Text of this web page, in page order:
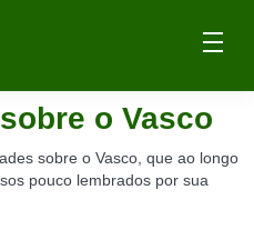
o Vasco
sobre o Vasco, que ao longo
pouco lembrados por sua